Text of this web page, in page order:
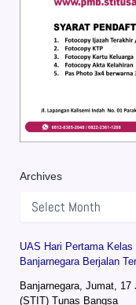
Archives
UAS Hari Pertama
Banjarnegara Berjalan
Banjarnegara, Jumat,
(STIT) Tunas Bangsa